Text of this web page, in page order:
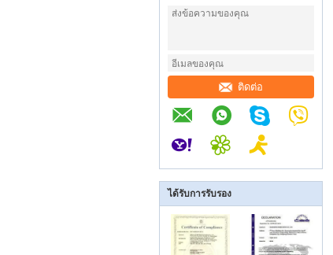
ติดต่อ
ได้รับการรับรอง